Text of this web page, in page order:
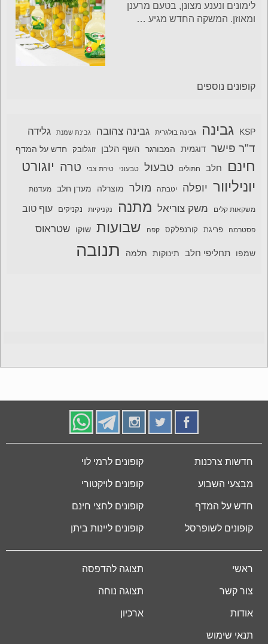
לימונים ונענע מצונן, בטעם מרענן
ומאוזן. המשקה החדש מגיע …
קופונים נוספים
KSP גבינה גבינה בולגרית גבינה צהובה גבינת שמנת גלידה
ד"ר פישר דוגמית המבורגר השף הלבן זוגלובק חדש על המדף
חינם חלב חתולים טבעול טבעוני טירת צבי טרה יוגורט
יוניליוור יופלה יטבתה מולר מוצרלה מעדן חלב מעדנות
משקאות קלים משק צוריאל מתנה נקניקיות נקניקים עוף טוב
פסטרמה פריגת קורנפלקס קפה שבועות שוקו שטראוס
שמפו תחליפי חלב תינוקות תלמה תנובה
חדשות צרכנות
מבצעי השבוע
חדש על המדף
קופונים לשופרסל
קופונים לרמי לוי
קופונים לויקטורי
קופונים לחצי חינם
קופונים ליינות ביתן
ראשי
צור קשר
אודות
תנאי שימוש
תצוגה להדפסה
תצוגה נוחה
ארכיון